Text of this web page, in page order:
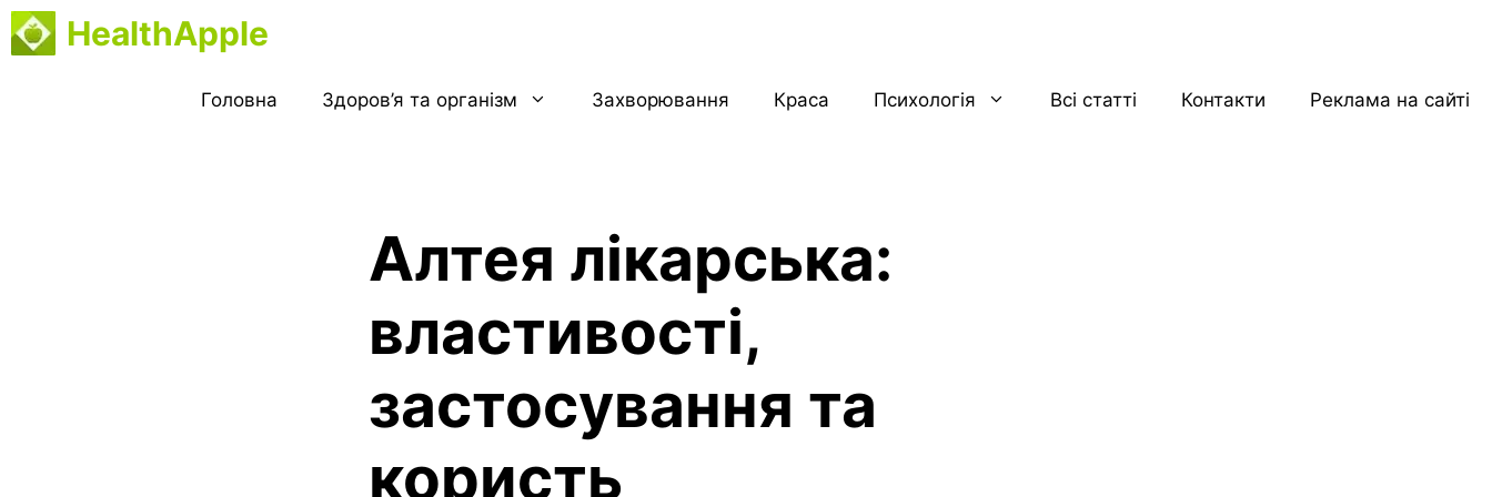
Перейти
до
HealthApple
Головна Здоров’я та організм Захворювання Краса Психологія Всі статті Контакти Реклама на сайті
Алтея лікарська:
властивості,
застосування та
користь